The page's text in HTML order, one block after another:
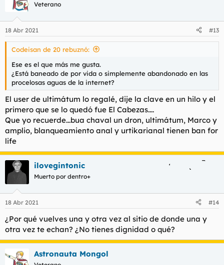
Veterano
18 Abr 2021 #13
Codeisan de 20 rebuznó:
Ese es el que más me gusta.
¿Está baneado de por vida o simplemente abandonado en las
procelosas aguas de la internet?
El user de ultimátum lo regalé, dije la clave en un hilo y el
primero que se lo quedó fue El Cabezas....
Que yo recuerde...bua chaval un dron, ultimátum, Marco y
amplio, blanqueamiento anal y urtikarianal tienen ban for
life
ilovegintonic
Muerto por dentro+
18 Abr 2021 #14
¿Por qué vuelves una y otra vez al sitio de donde una y
otra vez te echan? ¿No tienes dignidad o qué?
Astronauta Mongol